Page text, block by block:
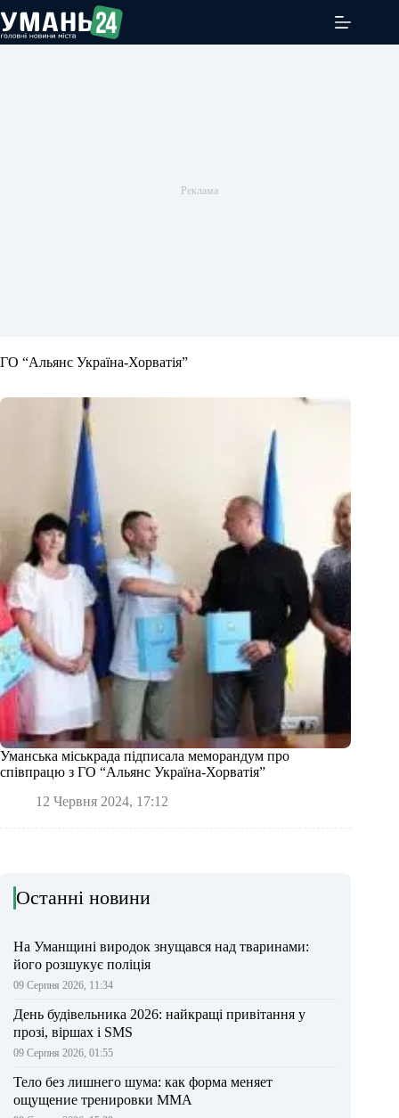
до
вмісту
ГО “Альянс Україна-Хорватія”
Уманська міськрада підписала меморандум про
співпрацю з ГО “Альянс Україна-Хорватія”
12 Червня 2024, 17:12
Останні новини
На Уманщині виродок знущався над тваринами:
його розшукує поліція
09 Серпня 2026, 11:34
День будівельника 2026: найкращі привітання у
прозі, віршах і SMS
09 Серпня 2026, 01:55
Тело без лишнего шума: как форма меняет
ощущение тренировки ММА